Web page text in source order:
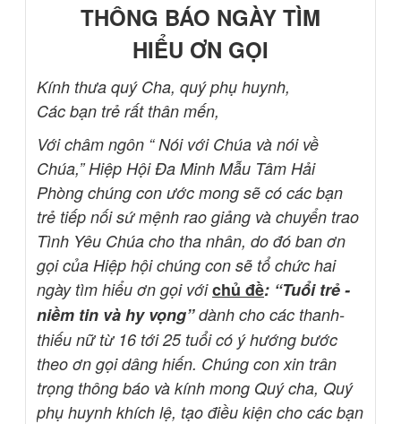
THÔNG BÁO NGÀY TÌM
HIỂU ƠN GỌI
Kính thưa quý Cha, quý phụ huynh,
Các bạn trẻ rất thân mến,
Với châm ngôn “ Nói với Chúa và nói về
Chúa,” Hiệp Hội Đa Minh Mẫu Tâm Hải
Phòng chúng con ước mong sẽ có các bạn
trẻ tiếp nối sứ mệnh rao giảng và chuyển trao
Tình Yêu Chúa cho tha nhân, do đó ban ơn
gọi của Hiệp hội chúng con sẽ tổ chức hai
ngày tìm hiểu ơn gọi với chủ đề: “Tuổi trẻ -
niềm tin và hy vọng” dành cho các thanh-
thiếu nữ từ 16 tới 25 tuổi có ý hướng bước
theo ơn gọi dâng hiến. Chúng con xin trân
trọng thông báo và kính mong Quý cha, Quý
phụ huynh khích lệ, tạo điều kiện cho các bạn